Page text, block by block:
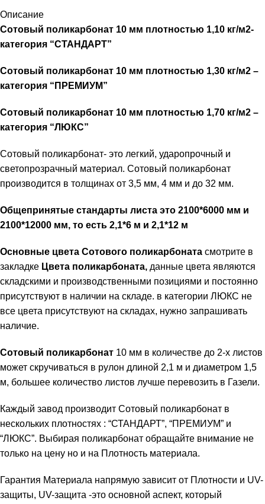
Описание
Сотовый поликарбонат 10 мм плотностью 1,10 кг/м2-
категория “СТАНДАРТ”
Сотовый поликарбонат 10 мм плотностью 1,30 кг/м2 –
категория “ПРЕМИУМ”
Сотовый поликарбонат 10 мм плотностью 1,70 кг/м2 –
категория “ЛЮКС”
Сотовый поликарбонат- это легкий, ударопрочный и
светопрозрачный материал. Сотовый поликарбонат
производится в толщинах от 3,5 мм, 4 мм и до 32 мм.
Общепринятые стандарты листа это 2100*6000 мм и
2100*12000 мм, то есть 2,1*6 м и 2,1*12 м
Основные цвета Сотового поликарбоната смотрите в
закладке Цвета поликарбоната, данные цвета являются
складскими и производственными позициями и постоянно
присутствуют в наличии на складе. в категории ЛЮКС не
все цвета присутствуют на складах, нужно запрашивать
наличие.
Сотовый поликарбонат 10 мм в количестве до 2-х листов
может скручиваться в рулон длиной 2,1 м и диаметром 1,5
м, большее количество листов лучше перевозить в Газели.
Каждый завод производит Сотовый поликарбонат в
нескольких плотностях : “СТАНДАРТ”, “ПРЕМИУМ” и
“ЛЮКС”. Выбирая поликарбонат обращайте внимание не
только на цену но и на Плотность материала.
Гарантия Материала напрямую зависит от Плотности и UV-
защиты, UV-защита -это основной аспект, который